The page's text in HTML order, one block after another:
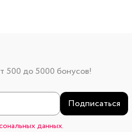
500 до 5000 бонусов!
Подписаться
данных.